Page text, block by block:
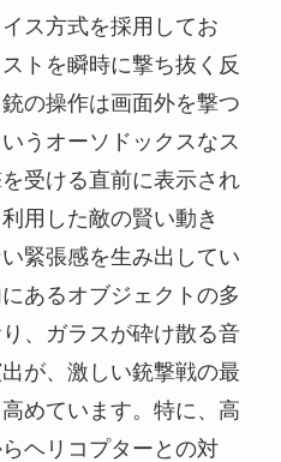
ス方式を採用してお
トを瞬時に撃ち抜く反
の操作は画面外を撃つ
うオーソドックスなス
受ける直前に表示され
用した敵の賢い動き
緊張感を生み出してい
あるオブジェクトの多
、ガラスが砕け散る音
が、激しい銃撃戦の最
めています。特に、高
ヘリコプターとの対